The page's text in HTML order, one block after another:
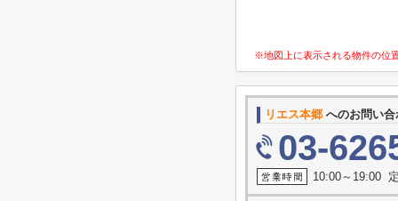
※地図上に表示される物件の位
リエス本郷 へのお問い
03-
10:00～19:00